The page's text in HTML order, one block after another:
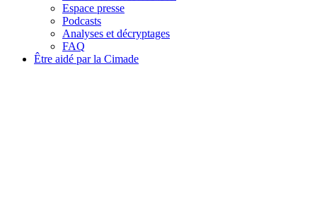
Espace presse
Podcasts
Analyses et décryptages
FAQ
Être aidé par la Cimade